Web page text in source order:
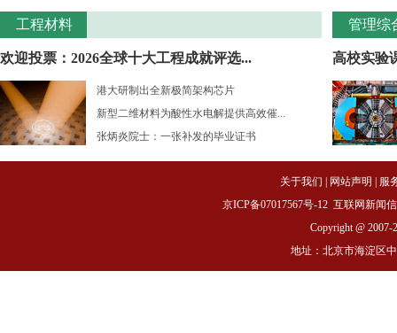
工程材料
欢迎投票：2026全球十大工程成就评选...
港大研制出全新极简架构芯片
新型二维材料为酸性水电解提供高效催...
张炳炎院士：一张补发的毕业证书
管理综
高校实验
关于我们 网站声明
服
京ICP备07017567号-12 互联网新闻
Copyright @ 2007-
地址：北京市海淀区